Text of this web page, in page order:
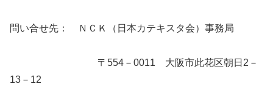
問い合せ先： ＮＣＫ（日本カテキスタ会）事務局
〒554－0011 大阪市此花区朝日2－
13－12